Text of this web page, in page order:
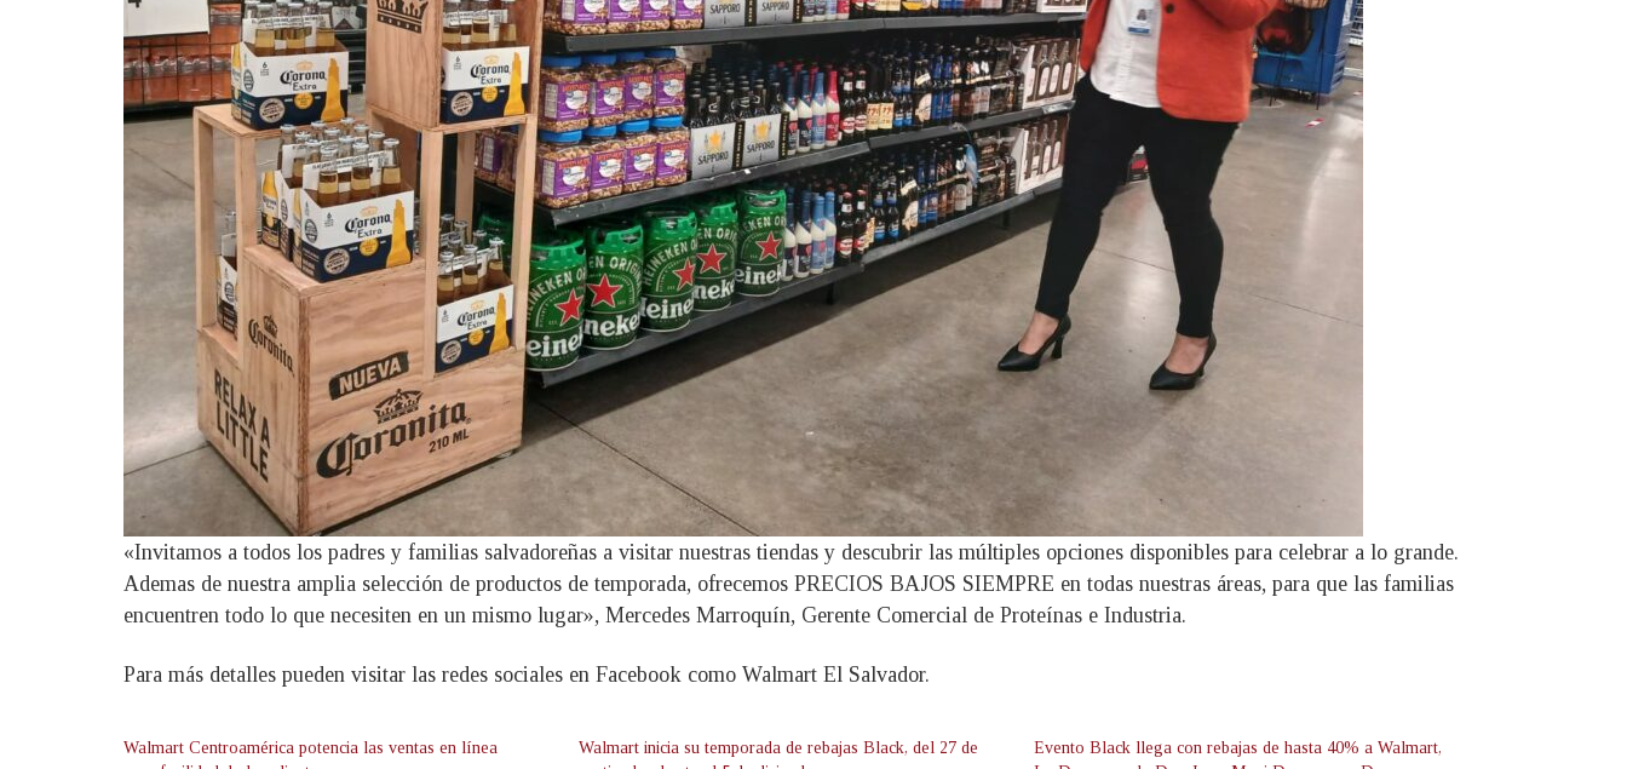
«Invitamos a todos los padres y familias salvadoreñas a visitar nuestras tiendas y descubrir las múltiples opciones disponibles para celebrar a lo grande.
Ademas de nuestra amplia selección de productos de temporada, ofrecemos PRECIOS BAJOS SIEMPRE en todas nuestras áreas, para que las familias
encuentren todo lo que necesiten en un mismo lugar», Mercedes Marroquín, Gerente Comercial de Proteínas e Industria.
Para más detalles pueden visitar las redes sociales en Facebook como Walmart El Salvador.
Walmart Centroamérica potencia las ventas en línea
Walmart inicia su temporada de rebajas Black, del 27 de
Evento Black llega con rebajas de hasta 40% a Walmart,